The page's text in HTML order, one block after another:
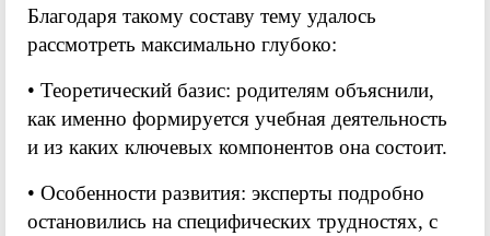
Благодаря такому составу тему удалось
рассмотреть максимально глубоко:
• Теоретический базис: родителям объяснили,
как именно формируется учебная деятельность
и из каких ключевых компонентов она состоит.
• Особенности развития: эксперты подробно
остановились на специфических трудностях, с